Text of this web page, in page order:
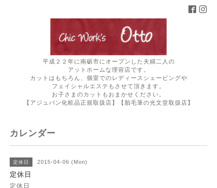
平成２２年に南砺市にオープンした夫婦二人の
アットホームな理容店です。
カットはもちろん、個室でのレディースシェービングや
フェイシャルエステもさせて頂きます。
お子さまのカットもおまかせください。
【アジュバン化粧品正規取扱店】【胎毛筆の光文堂取扱店】
カレンダー
定休日 2015-04-06 (Mon)
定休日
定休日